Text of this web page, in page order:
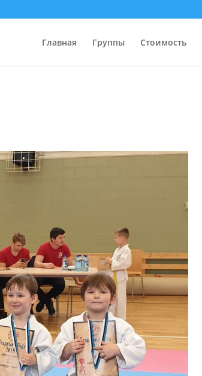
Главная Группы Стоимость